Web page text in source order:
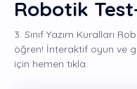
Robotik
3. Sınıf Yazım Kuralları
öğren! İnteraktif oyun ve
için hemen tıkla.